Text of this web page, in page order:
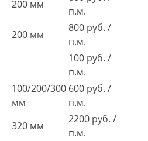
200 мм
п.м.
200 мм
800 руб. /
п.м.
100 руб. /
п.м.
100/200/300
мм
600 руб. /
п.м.
320 мм
2200 руб. /
п.м.